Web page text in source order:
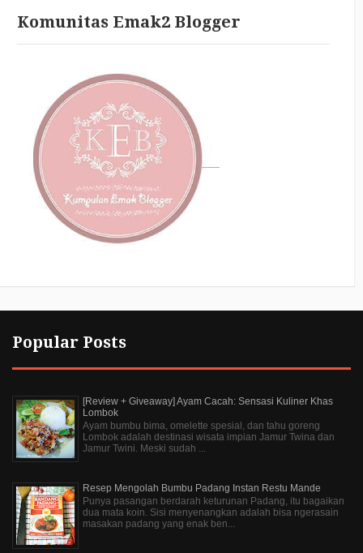
Komunitas Emak2 Blogger
Popular Posts
[Review + Giveaway] Ayam Cacah: Sensasi Kuliner Khas
Lombok
Ayam bumbu bima, omelette spesial, dan tahu goreng
Lombok adalah destinasi wisata impian Jamur Twina dan
Jamur Twini. Meski sudah ...
Resep Mengolah Bumbu Padang Instan Restu Mande
Punya pasangan berdarah keturunan Padang, itu bagaikan
dua mata koin. Sisi menyenangkan adalah bisa ngerasain
masakan padang yang enak ben...